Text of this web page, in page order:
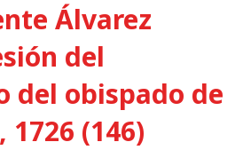
Álvarez
del
del obispado de
(146)